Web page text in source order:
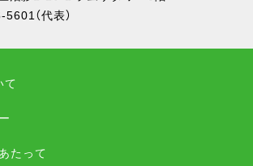
5601（代表）
て
たって